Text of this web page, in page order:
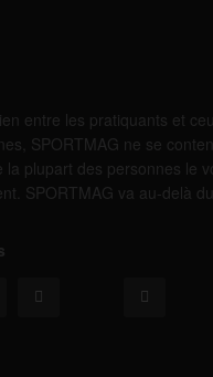
entre les pratiquants et
SPORTMAG ne se
la plupart des personnes le
SPORTMAG va au-delà